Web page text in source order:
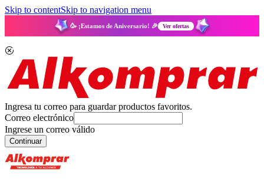
Skip to contentSkip to navigation menu
🥳 ¡Estamos de Aniversario! 🎉 Ver ofertas
Ingresa tu correo para guardar productos favoritos.
Correo electrónico
Ingrese un correo válido
Continuar